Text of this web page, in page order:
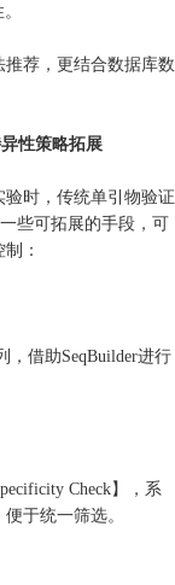
荐，更结合数据库数
性策略拓展
时，传统单引物验证
些可拓展的手段，可
：
借助SeqBuilder进行
Check】，系
于统一筛选。